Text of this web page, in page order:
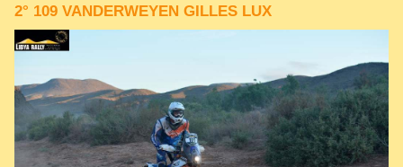
2° 109 VANDERWEYEN GILLES LUX